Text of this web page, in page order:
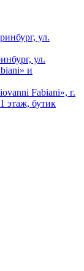
ул.
ул.
и
Fabiani», г.
этаж, бутик